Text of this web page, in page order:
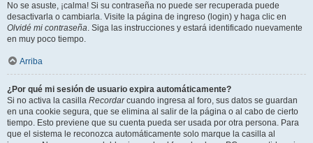
No se asuste, ¡calma! Si su contraseña no puede ser recuperada puede
desactivarla o cambiarla. Visite la página de ingreso (login) y haga clic en
Olvidé mi contraseña. Siga las instrucciones y estará identificado nuevamente
en muy poco tiempo.
Arriba
¿Por qué mi sesión de usuario expira automáticamente?
Si no activa la casilla Recordarcuando ingresa al foro, sus datos se guardan
en una cookie segura, que se elimina al salir de la página o al cabo de cierto
tiempo. Esto previene que su cuenta pueda ser usada por otra persona. Para
que el sistema le reconozca automáticamente solo marque la casilla al